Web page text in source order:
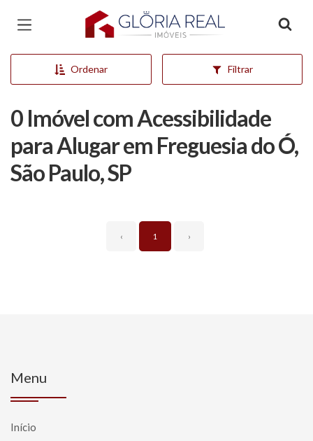
Página inicial
Ordenar Filtrar
0 Imóvel com Acessibilidade
para Alugar em Freguesia do Ó,
São Paulo, SP
‹ 1 ›
Menu
Início